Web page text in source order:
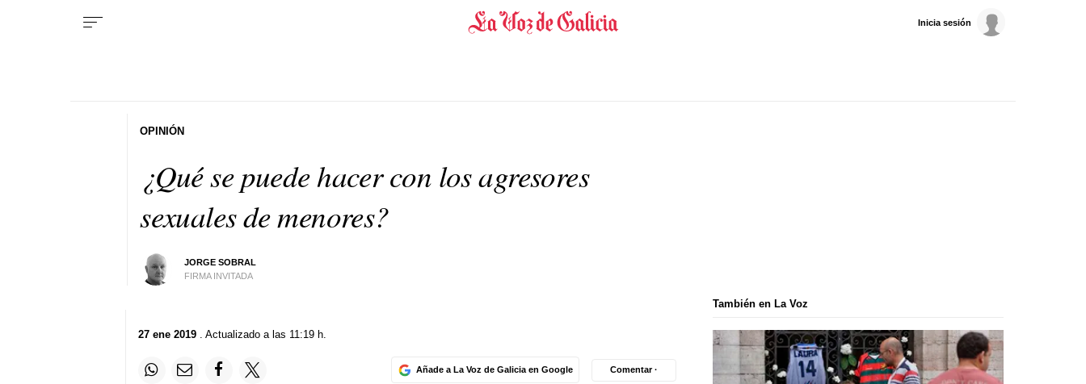
Inicia sesión
¿Qué se puede hacer con los agresores
sexuales de menores?
JORGE SOBRAL
FIRMA INVITADA
OPINIÓN
27 ene 2019. Actualizado a las 11:19 h.
Añade a La Voz de Galicia en Google Comentar ·
También en La Voz